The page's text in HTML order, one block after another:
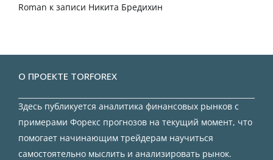
Roman к записи Никита Бредихин
О ПРОЕКТЕ TORFOREX
Здесь публикуется аналитика финансовых рынков с
примерами Форекс прогнозов на текущий момент, что
помогает начинающим трейдерам научиться
самостоятельно мыслить и анализировать рынок.